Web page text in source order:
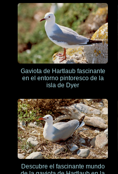
Gaviota de Hartlaub fascinante
en el entorno pintoresco de la
isla de Dyer
Descubre el fascinante mundo